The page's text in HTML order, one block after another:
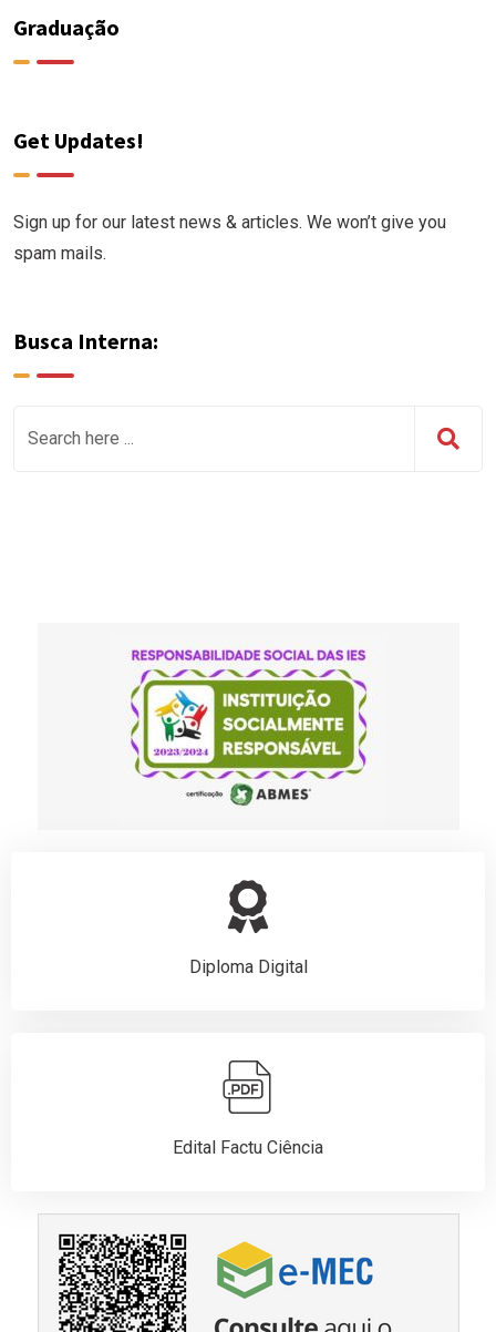
Graduação
Get Updates!
Sign up for our latest news & articles. We won’t give you
spam mails.
Busca Interna:
Diploma Digital
Edital Factu Ciência